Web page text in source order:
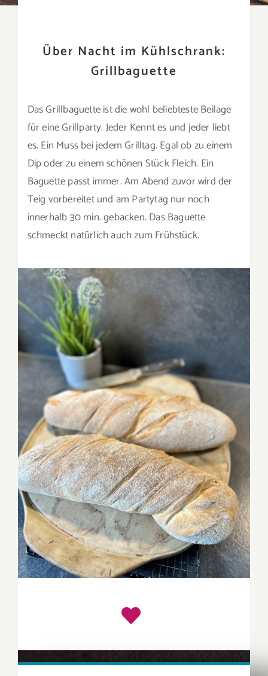
Über Nacht im Kühlschrank:
Grillbaguette
Das Grillbaguette ist die wohl beliebteste Beilage
für eine Grillparty. Jeder Kennt es und jeder liebt
es. Ein Muss bei jedem Grilltag. Egal ob zu einem
Dip oder zu einem schönen Stück Fleich. Ein
Baguette passt immer. Am Abend zuvor wird der
Teig vorbereitet und am Partytag nur noch
innerhalb 30 min. gebacken. Das Baguette
schmeckt natürlich auch zum Frühstück.